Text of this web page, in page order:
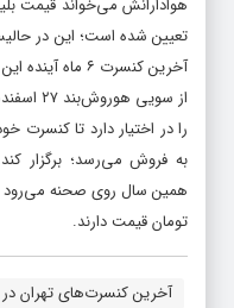
آخرین کنسرت ۶ ماه آینده این خواننده پاپ است.
از
تومان قیمت دارند.
آخرین کنسرت‌های تهران در